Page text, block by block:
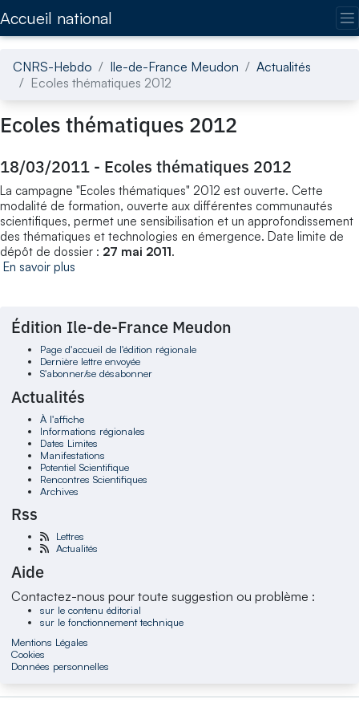
Accueil national
CNRS-Hebdo Ile-de-France Meudon
Actualités
Ecoles thématiques 2012
Ecoles thématiques 2012
18/03/2011 - Ecoles thématiques 2012
La campagne "Ecoles thématiques" 2012 est ouverte. Cette
modalité de formation, ouverte aux différentes communautés
scientifiques, permet une sensibilisation et un approfondissement
des thématiques et technologies en émergence. Date limite de
dépôt de dossier : 27 mai 2011.
En savoir plus
Édition Ile-de-France Meudon
Page d'accueil de l'édition régionale
Dernière lettre envoyée
S'abonner/se désabonner
Actualités
À l'affiche
Informations régionales
Dates Limites
Manifestations
Potentiel Scientifique
Rencontres Scientifiques
Archives
Rss
Lettres
Actualités
Aide
Contactez-nous pour toute suggestion ou problème :
sur le contenu éditorial
sur le fonctionnement technique
Mentions Légales
Cookies
Données personnelles